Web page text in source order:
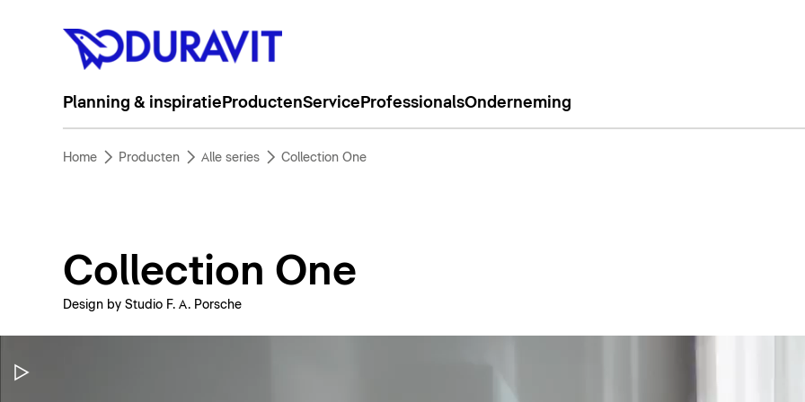
Planning & inspiratie ProductenService ProfessionalsOnderneming
Home Producten Alle series Collection One
Collection One
Design by Studio F. A. Porsche
Video pauzeren